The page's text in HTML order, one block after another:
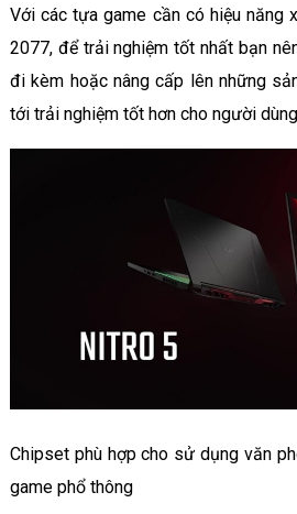
Với các tựa game cần có hiệu năng
2077, để trải nghiệm tốt nhất bạn
đi kèm hoặc nâng cấp lên những
tới trải nghiệm tốt hơn cho người
Chipset phù hợp cho sử dụng văn
game phổ thông